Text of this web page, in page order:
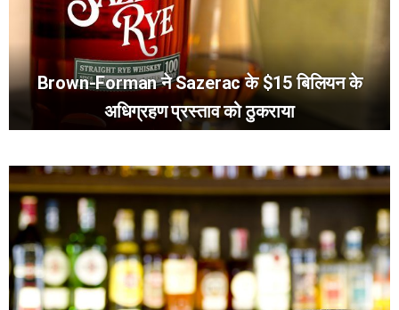
Brown-Forman ने Sazerac के $15 बिलियन के
अधिग्रहण प्रस्ताव को ठुकराया